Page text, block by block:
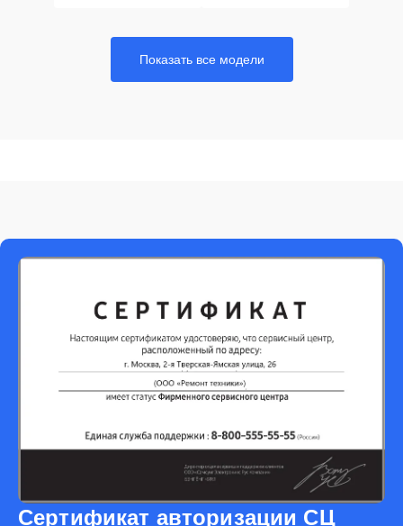
Показать все модели
Сертификат авторизации СЦ